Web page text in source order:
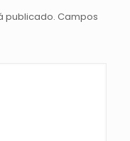
publicado. Campos